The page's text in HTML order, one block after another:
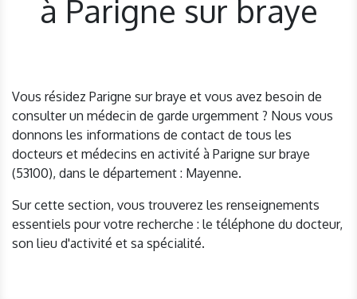
à Parigne sur braye
Vous résidez Parigne sur braye et vous avez besoin de
consulter un médecin de garde urgemment ? Nous vous
donnons les informations de contact de tous les
docteurs et médecins en activité à Parigne sur braye
(53100), dans le département : Mayenne.
Sur cette section, vous trouverez les renseignements
essentiels pour votre recherche : le téléphone du docteur,
son lieu d'activité et sa spécialité.